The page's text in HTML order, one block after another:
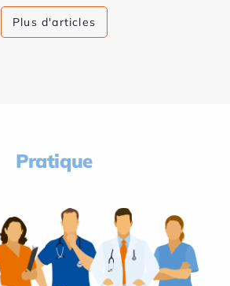
Plus d'articles
Pratique